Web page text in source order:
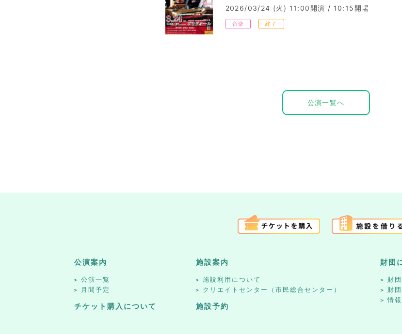
2026/03/24 (火) 11:00開演 / 10:15開場
音楽 終了
公演一覧へ
公演案内
公演一覧
月間予定
チケット購入について
施設案内
施設利用について
クリエイトセンター（市民総合センター）
施設予約
財団
財
財
情